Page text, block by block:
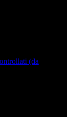
(da